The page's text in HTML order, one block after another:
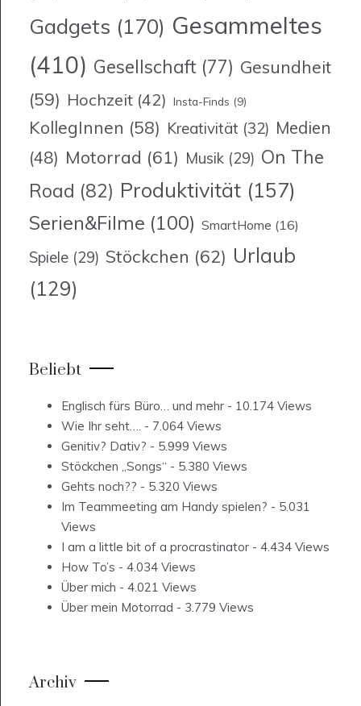
Gadgets (170) Gesammeltes
(410) Gesellschaft (77) Gesundheit
(59) Hochzeit (42) Insta-Finds (9)
KollegInnen (58) Kreativität (32) Medien
(48) Motorrad (61) Musik (29) On The
Road (82) Produktivität (157)
Serien&Filme (100) SmartHome (16)
Spiele (29) Stöckchen (62) Urlaub
(129)
Beliebt
Englisch fürs Büro… und mehr - 10.174 Views
Wie Ihr seht…. - 7.064 Views
Genitiv? Dativ? - 5.999 Views
Stöckchen „Songs“ - 5.380 Views
Gehts noch?? - 5.320 Views
Im Teammeeting am Handy spielen? - 5.031
Views
I am a little bit of a procrastinator - 4.434 Views
How To’s - 4.034 Views
Über mich - 4.021 Views
Über mein Motorrad - 3.779 Views
Archiv